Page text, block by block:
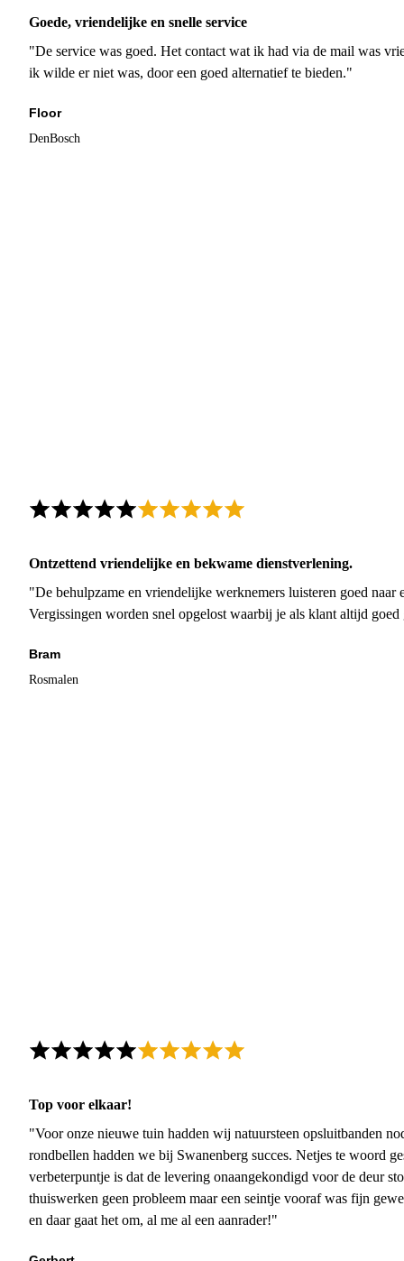
Goede, vriendelijke en snelle service
"De service was goed. Het contact wat ik had via de mail was
ik wilde er niet was, door een goed alternatief te bieden."
Floor
DenBosch
Ontzettend vriendelijke en bekwame dienstverlening.
"De behulpzame en vriendelijke werknemers luisteren goed naar
Vergissingen worden snel opgelost waarbij je als klant altijd
Bram
Rosmalen
Top voor elkaar!
"Voor onze nieuwe tuin hadden wij natuursteen opsluitbanden
rondbellen hadden we bij Swanenberg succes. Netjes te woord
verbeterpuntje is dat de levering onaangekondigd voor de deur
thuiswerken geen probleem maar een seintje vooraf was fijn
en daar gaat het om, al me al een aanrader!"